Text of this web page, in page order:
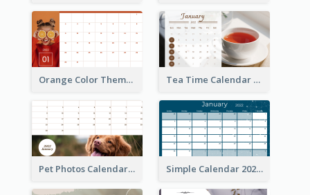
Orange Color Theme Calendar Tea Time Calendar 2022
Pet Photos Calendar Simple Calendar 2022